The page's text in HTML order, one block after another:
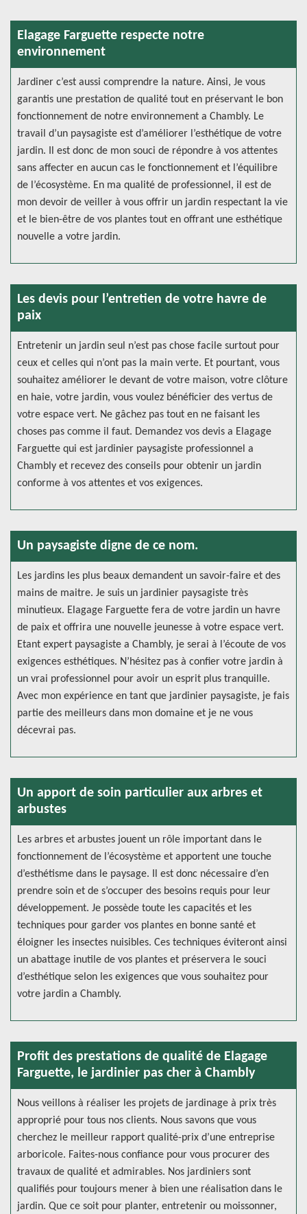
Elagage Farguette respecte notre
environnement
Jardiner c’est aussi comprendre la nature. Ainsi, Je vous
garantis une prestation de qualité tout en préservant le bon
fonctionnement de notre environnement a Chambly. Le
travail d’un paysagiste est d’améliorer l’esthétique de votre
jardin. Il est donc de mon souci de répondre à vos attentes
sans affecter en aucun cas le fonctionnement et l’équilibre
de l’écosystème. En ma qualité de professionnel, il est de
mon devoir de veiller à vous offrir un jardin respectant la vie
et le bien-être de vos plantes tout en offrant une esthétique
nouvelle a votre jardin.
Les devis pour l’entretien de votre havre de
paix
Entretenir un jardin seul n’est pas chose facile surtout pour
ceux et celles qui n’ont pas la main verte. Et pourtant, vous
souhaitez améliorer le devant de votre maison, votre clôture
en haie, votre jardin, vous voulez bénéficier des vertus de
votre espace vert. Ne gâchez pas tout en ne faisant les
choses pas comme il faut. Demandez vos devis a Elagage
Farguette qui est jardinier paysagiste professionnel a
Chambly et recevez des conseils pour obtenir un jardin
conforme à vos attentes et vos exigences.
Un paysagiste digne de ce nom.
Les jardins les plus beaux demandent un savoir-faire et des
mains de maitre. Je suis un jardinier paysagiste très
minutieux. Elagage Farguette fera de votre jardin un havre
de paix et offrira une nouvelle jeunesse à votre espace vert.
Etant expert paysagiste a Chambly, je serai à l’écoute de vos
exigences esthétiques. N’hésitez pas à confier votre jardin à
un vrai professionnel pour avoir un esprit plus tranquille.
Avec mon expérience en tant que jardinier paysagiste, je fais
partie des meilleurs dans mon domaine et je ne vous
décevrai pas.
Un apport de soin particulier aux arbres et
arbustes
Les arbres et arbustes jouent un rôle important dans le
fonctionnement de l’écosystème et apportent une touche
d’esthétisme dans le paysage. Il est donc nécessaire d’en
prendre soin et de s’occuper des besoins requis pour leur
développement. Je possède toute les capacités et les
techniques pour garder vos plantes en bonne santé et
éloigner les insectes nuisibles. Ces techniques éviteront ainsi
un abattage inutile de vos plantes et préservera le souci
d’esthétique selon les exigences que vous souhaitez pour
votre jardin a Chambly.
Profit des prestations de qualité de Elagage
Farguette, le jardinier pas cher à Chambly
Nous veillons à réaliser les projets de jardinage à prix très
approprié pour tous nos clients. Nous savons que vous
cherchez le meilleur rapport qualité-prix d’une entreprise
arboricole. Faites-nous confiance pour vous procurer des
travaux de qualité et admirables. Nos jardiniers sont
qualifiés pour toujours mener à bien une réalisation dans le
jardin. Que ce soit pour planter, entretenir ou moissonner,